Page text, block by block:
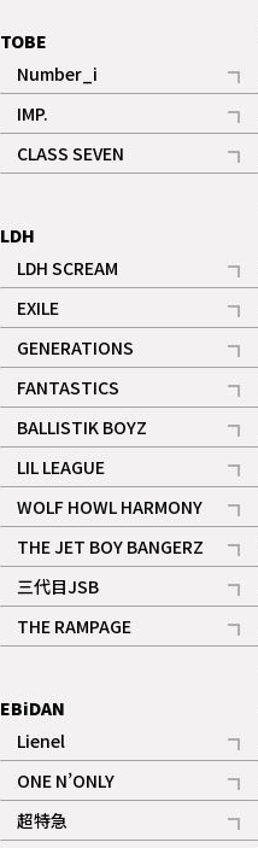
TOBE
Number_i
記事
IMP.
記事
CLASS SEVEN
記事
LDH
LDH SCREAM
記事
EXILE
記事
GENERATIONS
記事
FANTASTICS
記事
BALLISTIK BOYZ
記事
LIL LEAGUE
記事
WOLF HOWL HARMONY
記事
THE JET BOY BANGERZ
記事
三代目JSB
記事
THE RAMPAGE
記事
EBiDAN
Lienel
記事
ONE N’ONLY
記事
超特急